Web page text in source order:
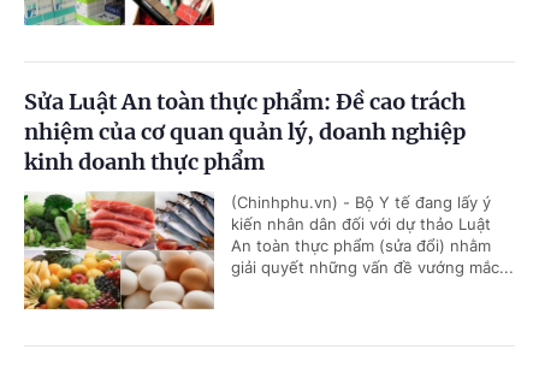
Sửa Luật An toàn thực phẩm: Đề cao trách
nhiệm của cơ quan quản lý, doanh nghiệp
kinh doanh thực phẩm
(Chinhphu.vn) - Bộ Y tế đang lấy ý
kiến nhân dân đối với dự thảo Luật
An toàn thực phẩm (sửa đổi) nhằm
giải quyết những vấn đề vướng mắc...